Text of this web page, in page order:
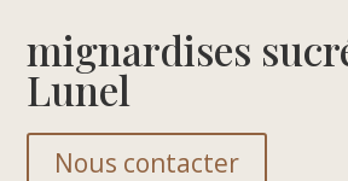
mignardises
Lunel
Nous contacter